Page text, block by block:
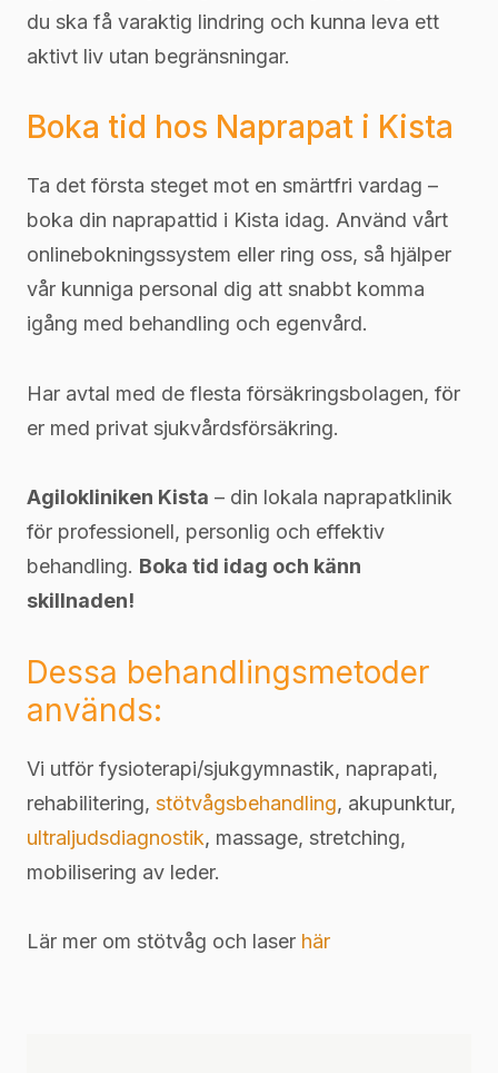
du ska få varaktig lindring och kunna leva ett
aktivt liv utan begränsningar.
Boka tid hos Naprapat i Kista
Ta det första steget mot en smärtfri vardag –
boka din naprapattid i Kista idag. Använd vårt
onlinebokningssystem eller ring oss, så hjälper
vår kunniga personal dig att snabbt komma
igång med behandling och egenvård.
Har avtal med de flesta försäkringsbolagen, för
er med privat sjukvårdsförsäkring.
Agilokliniken Kista – din lokala naprapatklinik
för professionell, personlig och effektiv
behandling. Boka tid idag och känn
skillnaden!
Dessa behandlingsmetoder
används:
Vi utför fysioterapi/sjukgymnastik, naprapati,
rehabilitering, stötvågsbehandling, akupunktur,
ultraljudsdiagnostik, massage, stretching,
mobilisering av leder.
Lär mer om stötvåg och laser här